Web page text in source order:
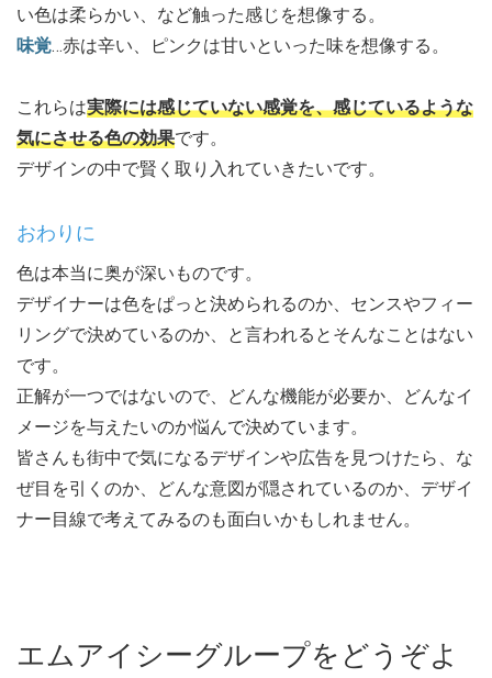
い色は柔らかい、など触った感じを想像する。
味覚…赤は辛い、ピンクは甘いといった味を想像する。
これらは実際には感じていない感覚を、感じているような
気にさせる色の効果です。
デザインの中で賢く取り入れていきたいです。
おわりに
色は本当に奥が深いものです。
デザイナーは色をぱっと決められるのか、センスやフィー
リングで決めているのか、と言われるとそんなことはない
です。
正解が一つではないので、どんな機能が必要か、どんなイ
メージを与えたいのか悩んで決めています。
皆さんも街中で気になるデザインや広告を見つけたら、な
ぜ目を引くのか、どんな意図が隠されているのか、デザイ
ナー目線で考えてみるのも面白いかもしれません。
エムアイシーグループをどうぞよ